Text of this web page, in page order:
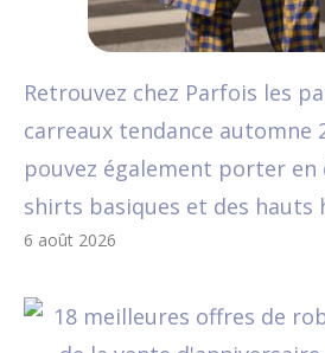
Retrouvez chez Parfois les
carreaux tendance automne
pouvez également porter en
shirts basiques et des hauts
6 août 2026